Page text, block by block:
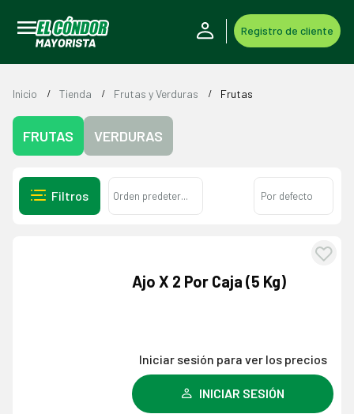
Registro de cliente
Inicio Tienda Frutas y Verduras Frutas
FRUTAS VERDURAS
Filtros
Ajo X 2 Por Caja (5 Kg)
Iniciar sesión para ver los precios
INICIAR SESIÓN